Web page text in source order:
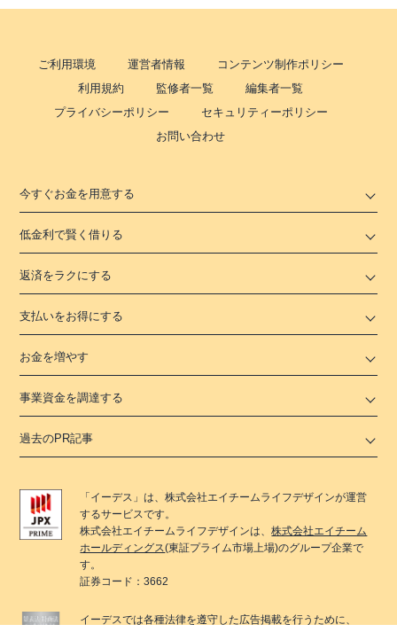
ご利用環境 運営者情報
コンテンツ制作ポリシー
利用規約
監修者一覧
編集者一覧
プライバシーポリシー
セキュリティーポリシー
お問い合わせ
今すぐお金を用意する
低金利で賢く借りる
返済をラクにする
支払いをお得にする
お金を増やす
事業資金を調達する
過去のPR記事
「 イーデス 」は、株式会社エイチームライフデザインが運営
するサービスです。
株式会社エイチームライフデザインは、株式会社エイチーム
ホールディングス(東証プライム市場上場)のグループ企業で
す。
証券コード：3662
イーデスでは各種法律を遵守した広告掲載を行うために、